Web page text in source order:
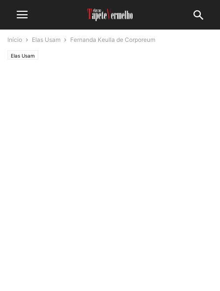
Início Elas Usam Fernanda Keulla de Corporeum
Elas Usam